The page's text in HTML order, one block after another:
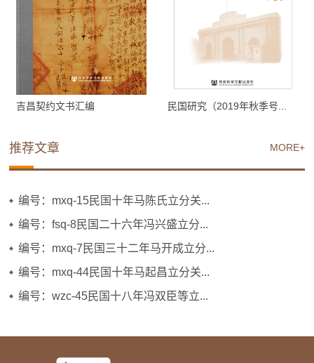
吉昌契约文书汇编 民国研究（2019年秋季号...
MORE+
推荐文章
编号：mxq-15民国十年马陈氏立分关...
编号：fsq-8民国二十六年冯兴盛立分...
编号：mxq-7民国三十二年马开成立分...
编号：mxq-44民国十年马起昌立分关...
编号：wzc-45民国十八年冯双臣等立...